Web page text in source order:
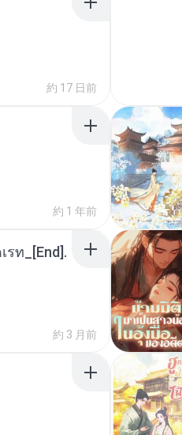
約 17 日前
約 1 年前
ท_[End].
約 3 月前